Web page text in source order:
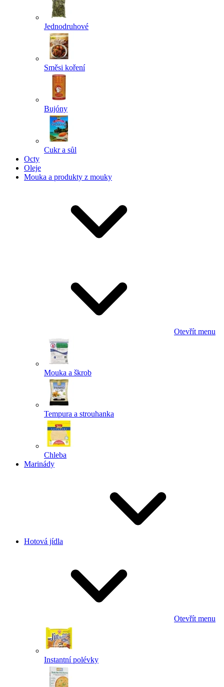
Jednodruhové
Směsi koření
Bujóny
Cukr a sůl
Octy
Oleje
Mouka a produkty z mouky
Otevřít menu
Mouka a škrob
Tempura a strouhanka
Chleba
Marinády
Hotová jídla
Otevřít menu
Instantní polévky
Powered by chaterimo